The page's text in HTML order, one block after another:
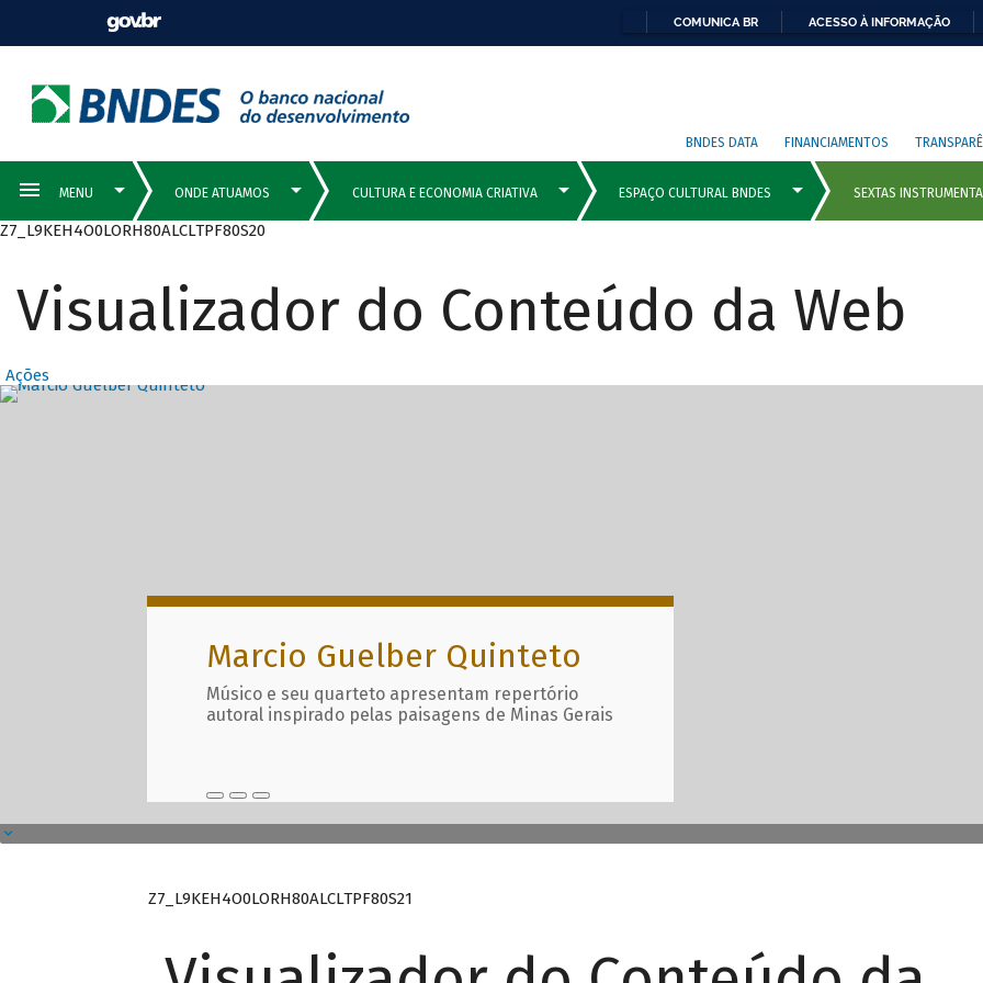
COMUNICA BR ACESSO À INFORMAÇÃO
BNDES DATA FINANCIAMENTOS
Z7_L9KEH4O0LORH80ALCLTPF80S20
Visualizador do Conteúdo da Web
Ações
Destaques Principais com
Marcio Guelber Quinteto
Músico e seu quarteto apresentam repertório
autoral inspirado pelas paisagens de Minas Gerais
Z7_L9KEH4O0LORH80ALCLTPF80S21